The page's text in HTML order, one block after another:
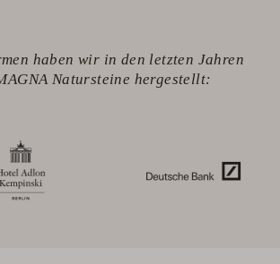
haben wir in den letzten Jahren
Natursteine hergestellt: